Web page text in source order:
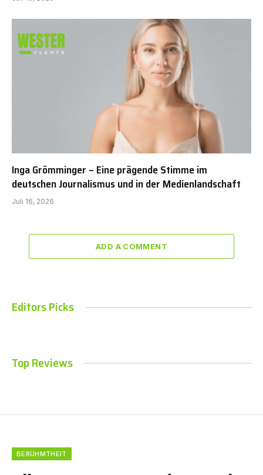
Inga Grömminger – Eine prägende Stimme im
deutschen Journalismus und in der Medienlandschaft
Juli 16, 2026
ADD A COMMENT
Editors Picks
Top Reviews
BERÜHMTHEIT